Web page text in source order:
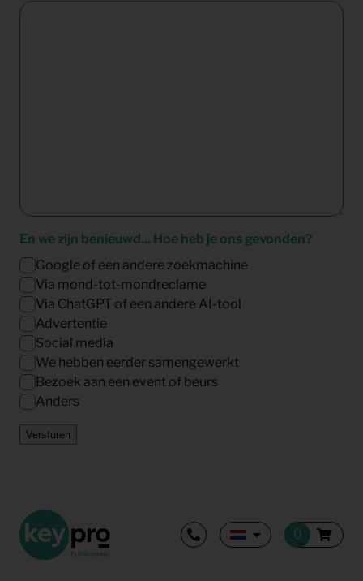
En we zijn benieuwd... Hoe heb je ons gevonden?
Google of een andere zoekmachine
Via mond-tot-mondreclame
Via ChatGPT of een andere AI-tool
Advertentie
Social media
We hebben eerder samengewerkt
Bezoek aan een event of beurs
Anders
Versturen